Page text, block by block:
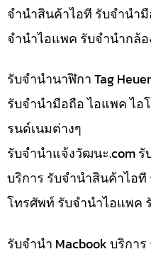
จำนำสินค้าไอที รับจำนำ
จำนำไอแพค รับจำนำกล้อ
รับจำนำนาฬิกา Tag
รับจำนำมือถือ ไอแพค ไ
รนด์เนมต่างๆ
รับจํานําแจ้งวัฒนะ.com รั
บริการ รับจำนำสินค้าไอ
โทรศัพท์ รับจำนำไอแพค
รับจำนำ Macbook บริกา